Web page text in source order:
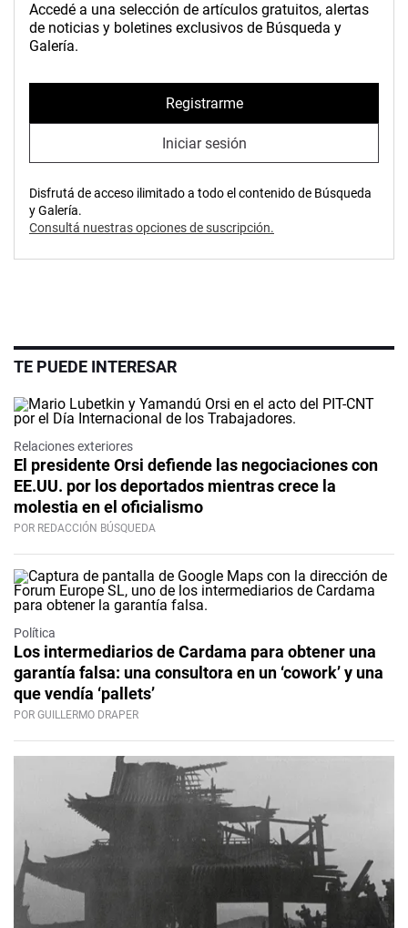
Accedé a una selección de artículos gratuitos, alertas
de noticias y boletines exclusivos de Búsqueda y
Galería.
Registrarme
Iniciar sesión
Disfrutá de acceso ilimitado a todo el contenido de Búsqueda
y Galería.
Consultá nuestras opciones de suscripción.
TE PUEDE INTERESAR
Relaciones exteriores
El presidente Orsi defiende las negociaciones con
EE.UU. por los deportados mientras crece la
molestia en el oficialismo
POR REDACCIÓN BÚSQUEDA
Política
Los intermediarios de Cardama para obtener una
garantía falsa: una consultora en un ‘cowork’ y una
que vendía ‘pallets’
POR GUILLERMO DRAPER